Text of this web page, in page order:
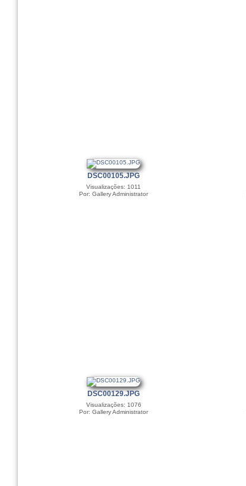
DSC00105.JPG
Visualizações: 1011
Por: Gallery Administrator
DSC00129.JPG
Visualizações: 1076
Por: Gallery Administrator